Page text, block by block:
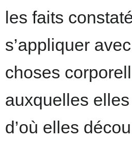
les faits
s’appliquer
choses
auxquelles
d’où elles